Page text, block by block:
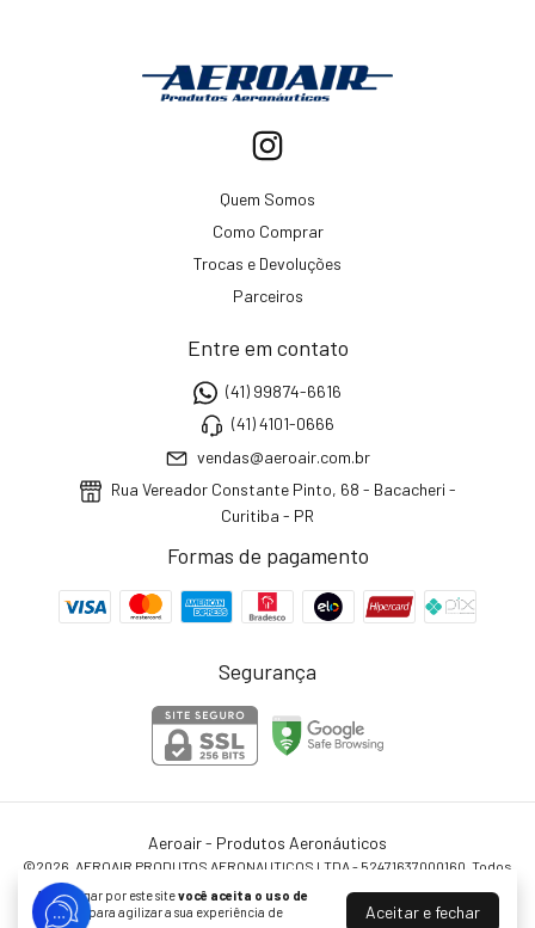
Ao navegar por este sitevocê aceita o uso de
cookies
para agilizar a sua experiência de
Aceitar e fechar
Quem Somos
Como Comprar
Trocas e Devoluções
Parceiros
Entre em contato
(41) 99874-6616
(41) 4101-0666
vendas@aeroair.com.br
Rua Vereador Constante Pinto, 68 - Bacacheri -
Curitiba - PR
Formas de pagamento
Segurança
Aeroair - Produtos Aeronáuticos
©2026. AEROAIR PRODUTOS AERONAUTICOS LTDA - 52471637000160. Todos